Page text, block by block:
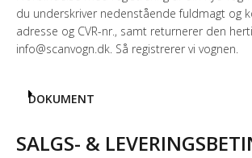
du underskriver nedenstående fuldmagt og
adresse og CVR-nr., samt returnerer den
info@scanvogn.dk. Så registrerer vi vognen.
DOKUMENT
SALGS- &